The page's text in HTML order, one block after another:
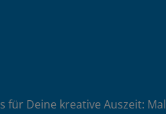
Deine kreative Auszeit: